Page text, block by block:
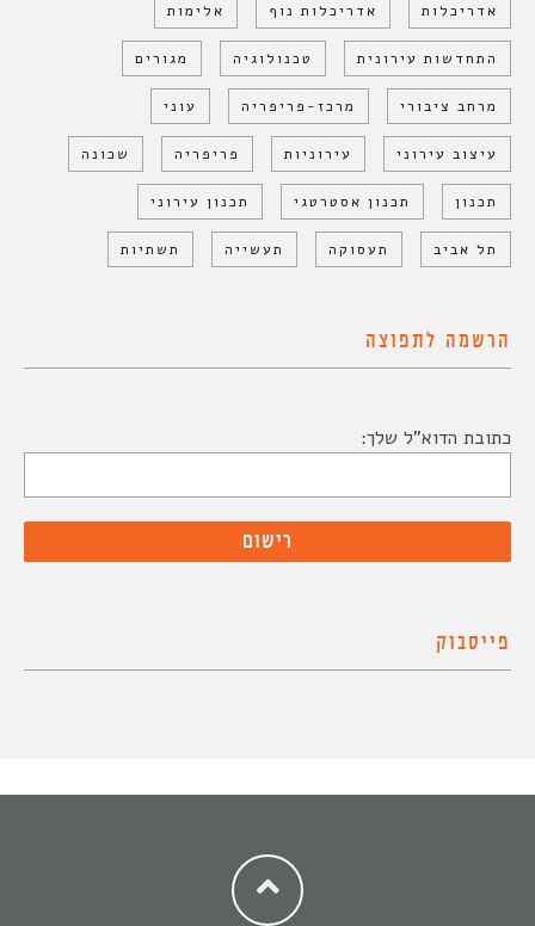
אדריכלות אדריכלות נוף אלימות
התחדשות עירונית טכנולוגיה מגורים
מרחב ציבורי מרכז-פריפריה עוני
עיצוב עירוני עירוניות פריפריה שכונה
תכנון תכנון אסטרטגי תכנון עירוני
תל אביב תעסוקה תעשייה תשתיות
הרשמה לתפוצה
כתובת הדוא"ל שלך:
פייסבוק